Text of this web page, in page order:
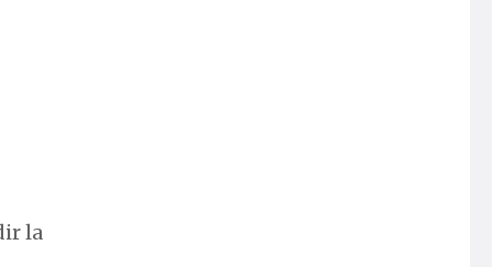
la